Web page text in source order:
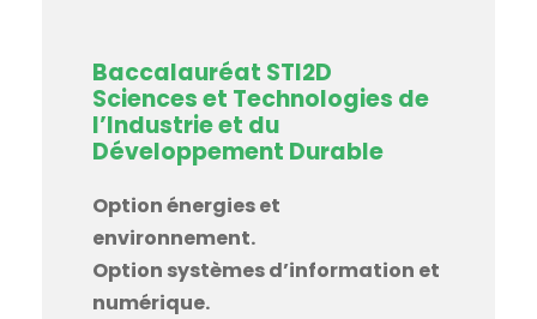
Baccalauréat STI2D
Sciences et Technologies de
l’Industrie et du
Développement Durable
Option énergies et
environnement.
Option systèmes d’information et
numérique.